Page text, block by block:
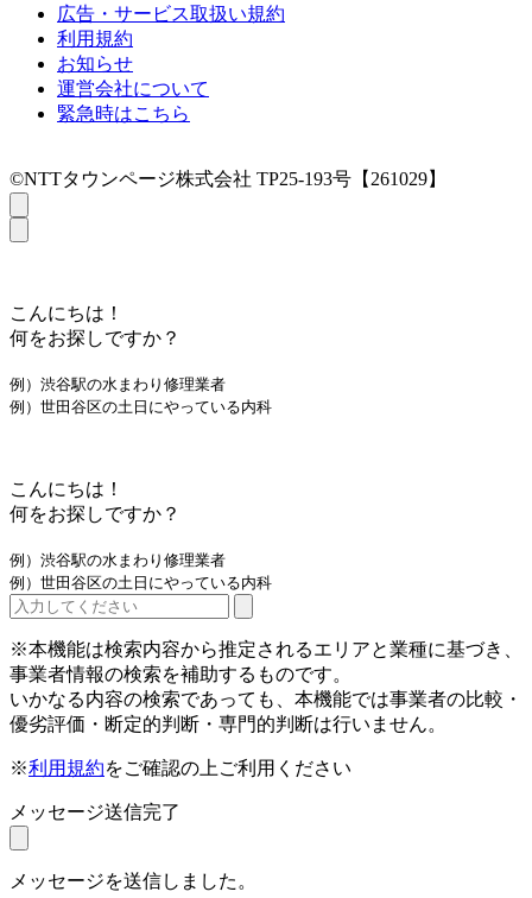
広告・サービス取扱い規約
利用規約
お知らせ
運営会社について
緊急時はこちら
©NTTタウンページ株式会社 TP25-193号【261029】
こんにちは！
何をお探しですか？
例）渋谷駅の水まわり修理業者
例）世田谷区の土日にやっている内科
こんにちは！
何をお探しですか？
例）渋谷駅の水まわり修理業者
例）世田谷区の土日にやっている内科
※本機能は検索内容から推定されるエリアと業種に基づき、
事業者情報の検索を補助するものです。
いかなる内容の検索であっても、本機能では事業者の比較・
優劣評価・断定的判断・専門的判断は行いません。
※利用規約をご確認の上ご利用ください
メッセージ送信完了
メッセージを送信しました。